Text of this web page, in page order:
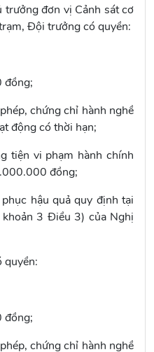
trưởng đơn vị Cảnh sát cơ
Đội trưởng có quyền:
đồng;
chứng chỉ hành nghề
động có thời hạn;
tiện vi phạm hành chính
đồng;
hậu quả quy định tại
3 Điều 3) của Nghị
quyền:
đồng;
chứng chỉ hành nghề